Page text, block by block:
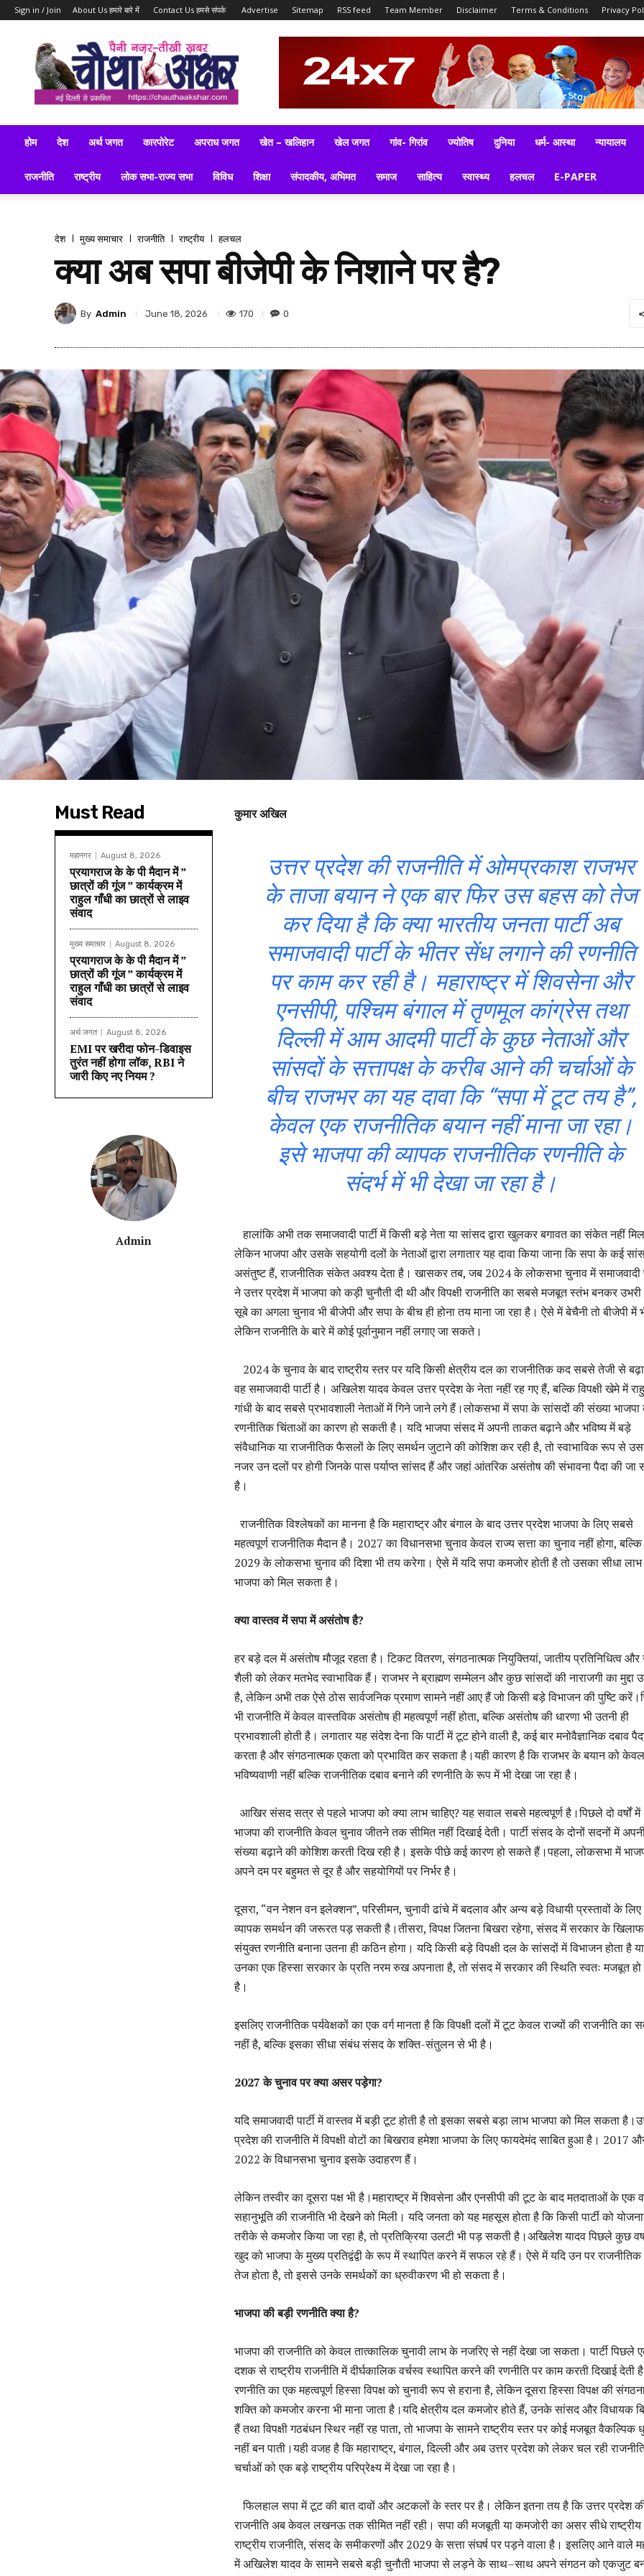
Sign in / Join About Us हमारे बारे में Contact Us हमसे संपर्क Advertise Sitemap RSS feed Team Member Disclaimer Terms & Conditions Privacy
ब्रेकिंग
न्यूज़,
लेटेस्ट
न्यूज,
टॉप
न्यूज,
लेटेस्ट
हिन्दी
होम देश अर्थ जगत कारपोरेट अपराध जगत खेत – खलिहान खेल जगत गांव- गिरांव ज्योतिष दुनिया धर्म- आस्था न्यायालय
राजनीति राष्ट्रीय लोक सभा-राज्य सभा विविध शिक्षा संपादकीय, अभिमत समाज साहित्य स्वास्थ्य हलचल E-PAPER
देश मुख्य समाचार राजनीति राष्ट्रीय हलचल
क्या अब सपा बीजेपी के निशाने पर है?
By Admin June 18, 2026 170 0
Must Read
महानगर August 8, 2026
प्रयागराज के के पी मैदान में ”
छात्रों की गूंज ” कार्यक्रम में
राहुल गाँधी का छात्रों से लाइव
संवाद
मुख्य समाचार August 8, 2026
प्रयागराज के के पी मैदान में ”
छात्रों की गूंज ” कार्यक्रम में
राहुल गाँधी का छात्रों से लाइव
संवाद
अर्थ जगत August 8, 2026
EMI पर खरीदा फोन-डिवाइस
तुरंत नहीं होगा लॉक, RBI ने
जारी किए नए नियम ?
Admin
कुमार अखिल
उत्तर प्रदेश की राजनीति में ओमप्रकाश राजभर
के ताजा बयान ने एक बार फिर उस बहस को तेज
कर दिया है कि क्या भारतीय जनता पार्टी अब
समाजवादी पार्टी के भीतर सेंध लगाने की रणनीति
पर काम कर रही है। महाराष्ट्र में शिवसेना और
एनसीपी, पश्चिम बंगाल में तृणमूल कांग्रेस तथा
दिल्ली में आम आदमी पार्टी के कुछ नेताओं और
सांसदों के सत्तापक्ष के करीब आने की चर्चाओं के
बीच राजभर का यह दावा कि “सपा में टूट तय है”,
केवल एक राजनीतिक बयान नहीं माना जा रहा।
इसे भाजपा की व्यापक राजनीतिक रणनीति के
संदर्भ में भी देखा जा रहा है।
हालांकि अभी तक समाजवादी पार्टी में किसी बड़े नेता या सांसद द्वारा खुलकर बगावत का संकेत नहीं
लेकिन भाजपा और उसके सहयोगी दलों के नेताओं द्वारा लगातार यह दावा किया जाना कि सपा के कई
असंतुष्ट हैं, राजनीतिक संकेत अवश्य देता है। खासकर तब, जब 2024 के लोकसभा चुनाव में समाजवादी
ने उत्तर प्रदेश में भाजपा को कड़ी चुनौती दी थी और विपक्षी राजनीति का सबसे मजबूत स्तंभ बनकर उभरी
सूबे का अगला चुनाव भी बीजेपी और सपा के बीच ही होना तय माना जा रहा है। ऐसे में बेचैनी तो बीजेपी में
लेकिन राजनीति के बारे में कोई पूर्वानुमान नहीं लगाए जा सकते।
2024 के चुनाव के बाद राष्ट्रीय स्तर पर यदि किसी क्षेत्रीय दल का राजनीतिक कद सबसे तेजी से
वह समाजवादी पार्टी है। अखिलेश यादव केवल उत्तर प्रदेश के नेता नहीं रह गए हैं, बल्कि विपक्षी खेमे में
गांधी के बाद सबसे प्रभावशाली नेताओं में गिने जाने लगे हैं।लोकसभा में सपा के सांसदों की संख्या भाजपा
रणनीतिक चिंताओं का कारण हो सकती है। यदि भाजपा संसद में अपनी ताकत बढ़ाने और भविष्य में बड़े
संवैधानिक या राजनीतिक फैसलों के लिए समर्थन जुटाने की कोशिश कर रही है, तो स्वाभाविक रूप से
नजर उन दलों पर होगी जिनके पास पर्याप्त सांसद हैं और जहां आंतरिक असंतोष की संभावना पैदा की जा
है।
राजनीतिक विश्लेषकों का मानना है कि महाराष्ट्र और बंगाल के बाद उत्तर प्रदेश भाजपा के लिए सबसे
महत्वपूर्ण राजनीतिक मैदान है। 2027 का विधानसभा चुनाव केवल राज्य सत्ता का चुनाव नहीं होगा, बल्कि
2029 के लोकसभा चुनाव की दिशा भी तय करेगा। ऐसे में यदि सपा कमजोर होती है तो उसका सीधा लाभ
भाजपा को मिल सकता है।
क्या वास्तव में सपा में असंतोष है?
हर बड़े दल में असंतोष मौजूद रहता है। टिकट वितरण, संगठनात्मक नियुक्तियां, जातीय प्रतिनिधित्व और
शैली को लेकर मतभेद स्वाभाविक हैं। राजभर ने ब्राह्मण सम्मेलन और कुछ सांसदों की नाराजगी का मुद्दा
है, लेकिन अभी तक ऐसे ठोस सार्वजनिक प्रमाण सामने नहीं आए हैं जो किसी बड़े विभाजन की पुष्टि
भी राजनीति में केवल वास्तविक असंतोष ही महत्वपूर्ण नहीं होता, बल्कि असंतोष की धारणा भी उतनी ही
प्रभावशाली होती है। लगातार यह संदेश देना कि पार्टी में टूट होने वाली है, कई बार मनोवैज्ञानिक दबाव
करता है और संगठनात्मक एकता को प्रभावित कर सकता है।यही कारण है कि राजभर के बयान को केवल
भविष्यवाणी नहीं बल्कि राजनीतिक दबाव बनाने की रणनीति के रूप में भी देखा जा रहा है।
आखिर संसद सत्र से पहले भाजपा को क्या लाभ चाहिए? यह सवाल सबसे महत्वपूर्ण है।पिछले दो वर्षों में
भाजपा की राजनीति केवल चुनाव जीतने तक सीमित नहीं दिखाई देती। पार्टी संसद के दोनों सदनों में
संख्या बढ़ाने की कोशिश करती दिख रही है। इसके पीछे कई कारण हो सकते हैं।पहला, लोकसभा में
अपने दम पर बहुमत से दूर है और सहयोगियों पर निर्भर है।
दूसरा, “वन नेशन वन इलेक्शन”, परिसीमन, चुनावी ढांचे में बदलाव और अन्य बड़े विधायी प्रस्तावों के लिए
व्यापक समर्थन की जरूरत पड़ सकती है।तीसरा, विपक्ष जितना बिखरा रहेगा, संसद में सरकार के खिलाफ
संयुक्त रणनीति बनाना उतना ही कठिन होगा। यदि किसी बड़े विपक्षी दल के सांसदों में विभाजन होता है या
उनका एक हिस्सा सरकार के प्रति नरम रुख अपनाता है, तो संसद में सरकार की स्थिति स्वतः मजबूत हो
है।
इसलिए राजनीतिक पर्यवेक्षकों का एक वर्ग मानता है कि विपक्षी दलों में टूट केवल राज्यों की राजनीति का
नहीं है, बल्कि इसका सीधा संबंध संसद के शक्ति-संतुलन से भी है।
2027 के चुनाव पर क्या असर पड़ेगा?
यदि समाजवादी पार्टी में वास्तव में बड़ी टूट होती है तो इसका सबसे बड़ा लाभ भाजपा को मिल सकता
प्रदेश की राजनीति में विपक्षी वोटों का बिखराव हमेशा भाजपा के लिए फायदेमंद साबित हुआ है। 2017
2022 के विधानसभा चुनाव इसके उदाहरण हैं।
लेकिन तस्वीर का दूसरा पक्ष भी है।महाराष्ट्र में शिवसेना और एनसीपी की टूट के बाद मतदाताओं के एक
सहानुभूति की राजनीति भी देखने को मिली। यदि जनता को यह महसूस होता है कि किसी पार्टी को
तरीके से कमजोर किया जा रहा है, तो प्रतिक्रिया उलटी भी पड़ सकती है।अखिलेश यादव पिछले कुछ
खुद को भाजपा के मुख्य प्रतिद्वंद्वी के रूप में स्थापित करने में सफल रहे हैं। ऐसे में यदि उन पर राजनीतिक
तेज होता है, तो इससे उनके समर्थकों का ध्रुवीकरण भी हो सकता है।
भाजपा की बड़ी रणनीति क्या है?
भाजपा की राजनीति को केवल तात्कालिक चुनावी लाभ के नजरिए से नहीं देखा जा सकता। पार्टी पिछले
दशक से राष्ट्रीय राजनीति में दीर्घकालिक वर्चस्व स्थापित करने की रणनीति पर काम करती दिखाई देती
रणनीति का एक महत्वपूर्ण हिस्सा विपक्ष को चुनावी रूप से हराना है, लेकिन दूसरा हिस्सा विपक्ष की
शक्ति को कमजोर करना भी माना जाता है।यदि क्षेत्रीय दल कमजोर होते हैं, उनके सांसद और विधायक
हैं तथा विपक्षी गठबंधन स्थिर नहीं रह पाता, तो भाजपा के सामने राष्ट्रीय स्तर पर कोई मजबूत वैकल्पिक
नहीं बन पाती।यही वजह है कि महाराष्ट्र, बंगाल, दिल्ली और अब उत्तर प्रदेश को लेकर चल रही
चर्चाओं को एक बड़े राष्ट्रीय परिप्रेक्ष्य में देखा जा रहा है।
फिलहाल सपा में टूट की बात दावों और अटकलों के स्तर पर है। लेकिन इतना तय है कि उत्तर प्रदेश
राजनीति अब केवल लखनऊ तक सीमित नहीं रही। सपा की मजबूती या कमजोरी का असर सीधे राष्ट्रीय
राष्ट्रीय राजनीति,संसद के समीकरणों और 2029के सत्ता संघर्ष पर पड़ने वाला है। इसलिए आने वाले
में अखिलेश यादव के सामने सबसे बड़ी चुनौती भाजपा से लड़ने के साथ–साथ अपने संगठन को एकजुट